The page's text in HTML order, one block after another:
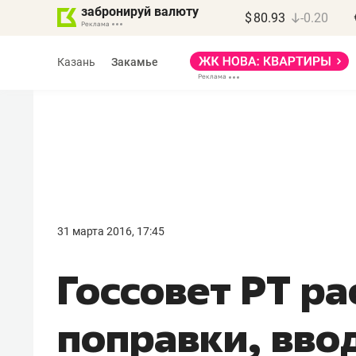
забронируй валюту $ 80.93 -0.20
Казань Закамье
31 марта 2016, 17:45
​Госсовет РТ
поправки,
правил, бизнес может
потерять минимум